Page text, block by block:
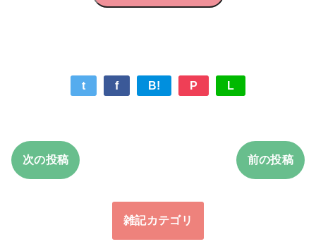
t f B! P L
次の投稿 前の投稿
雑記カテゴリ